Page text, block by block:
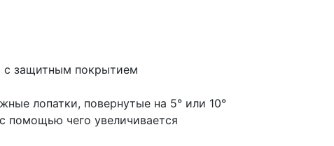
с защитным покрытием
лопатки, повернутые на 5° или 10°
помощью чего увеличивается